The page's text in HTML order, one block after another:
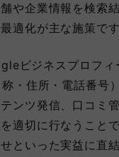
や企業情報を検索
適化が主な施策です
ビジネスプロフィ
・住所・電話番号
ンツ発信、口コミ
適切に行なうこと
といった実益に直